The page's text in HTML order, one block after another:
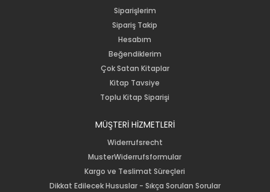
Siparişlerim
Sipariş Takip
Hesabım
Beğendiklerim
Çok Satan Kitaplar
Kitap Tavsiye
Toplu Kitap Siparişi
MÜŞTERİ HİZMETLERİ
Widerrufsrecht
MusterWiderrufsformular
Kargo ve Teslimat Süreçleri
Dikkat Edilecek Hususlar - Sıkça Sorulan Sorular